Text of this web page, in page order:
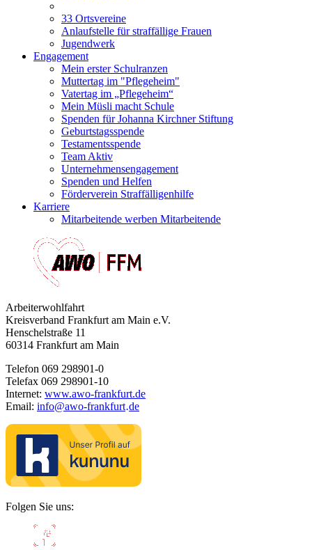
33 Ortsvereine
Anlaufstelle für straffällige Frauen
Jugendwerk
Engagement
Mein erster Schulranzen
Muttertag im "Pflegeheim"
Vatertag im „Pflegeheim“
Mein Müsli macht Schule
Spenden für Johanna Kirchner Stiftung
Geburtstagsspende
Testamentsspende
Team Aktiv
Unternehmensengagement
Spenden und Helfen
Förderverein Straffälligenhilfe
Karriere
Mitarbeitende werben Mitarbeitende
Arbeiterwohlfahrt
Kreisverband Frankfurt am Main e.V.
Henschelstraße 11
60314 Frankfurt am Main
Telefon 069 298901-0
Telefax 069 298901-10
Internet: www.awo-frankfurt.de
Email: info@awo-frankfurt·de
Folgen Sie uns: